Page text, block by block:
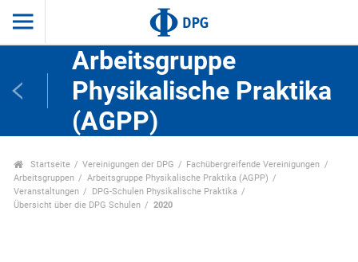
Arbeitsgruppe
Physikalische Praktika
(AGPP)
Startseite Vereinigungen der DPG
Fachübergreifende Vereinigungen
Arbeitsgruppen
Arbeitsgruppe Physikalische Praktika (AGPP)
Veranstaltungen
DPG-Schulen Physikalische Praktika
Übersicht über die DPG Schulen
2020